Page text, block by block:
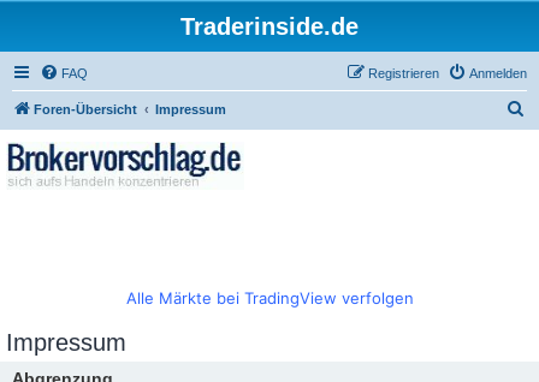
Traderinside.de
FAQ Anmelden
Registrieren
Foren-Übersicht Impressum
Alle Märkte bei TradingView verfolgen
Impressum